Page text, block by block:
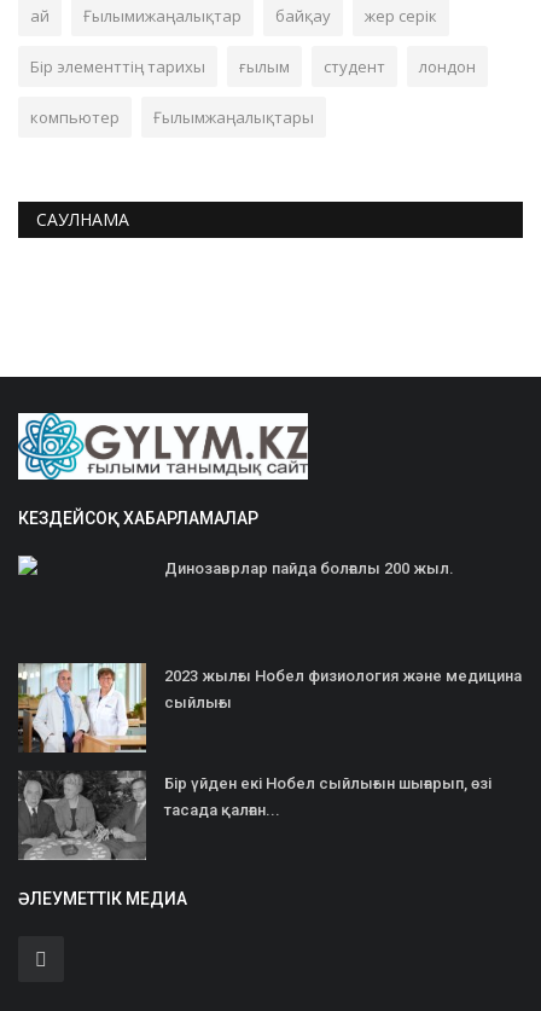
ай Ғылымижаңалықтар байқау жер серік
Бір элементтің тарихы ғылым студент лондон
компьютер Ғылымжаңалықтары
САУЛНАМА
КЕЗДЕЙСОҚ ХАБАРЛАМАЛАР
Динозаврлар пайда болғалы 200 жыл.
2023 жылғы Нобел физиология және медицина
сыйлығы
Бір үйден екі Нобел сыйлығын шығарып, өзі
тасада қалған...
ӘЛЕУМЕТТІК МЕДИА